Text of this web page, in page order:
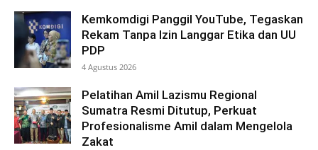
Kemkomdigi Panggil YouTube, Tegaskan
Rekam Tanpa Izin Langgar Etika dan UU
PDP
4 Agustus 2026
Pelatihan Amil Lazismu Regional
Sumatra Resmi Ditutup, Perkuat
Profesionalisme Amil dalam Mengelola
Zakat